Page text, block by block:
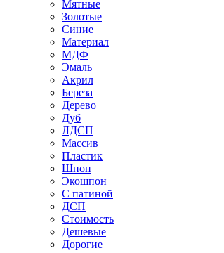
Мятные
Золотые
Синие
Материал
МДФ
Эмаль
Акрил
Береза
Дерево
Дуб
ЛДСП
Массив
Пластик
Шпон
Экошпон
С патиной
ДСП
Стоимость
Дешевые
Дорогие